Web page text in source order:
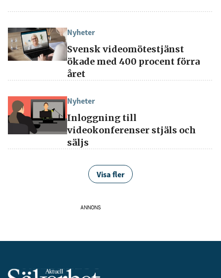
Nyheter
Svensk videomötestjänst
ökade med 400 procent förra
året
Nyheter
Inloggning till
videokonferenser stjäls och
säljs
Visa fler
ANNONS